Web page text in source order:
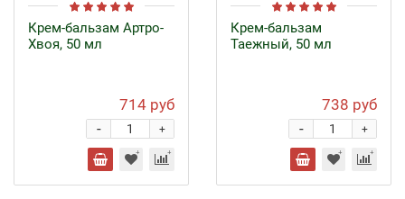
Крем-бальзам Артро-
Хвоя, 50 мл
714 руб
+
-
Крем-бальзам
Таежный, 50 мл
738 руб
+
-